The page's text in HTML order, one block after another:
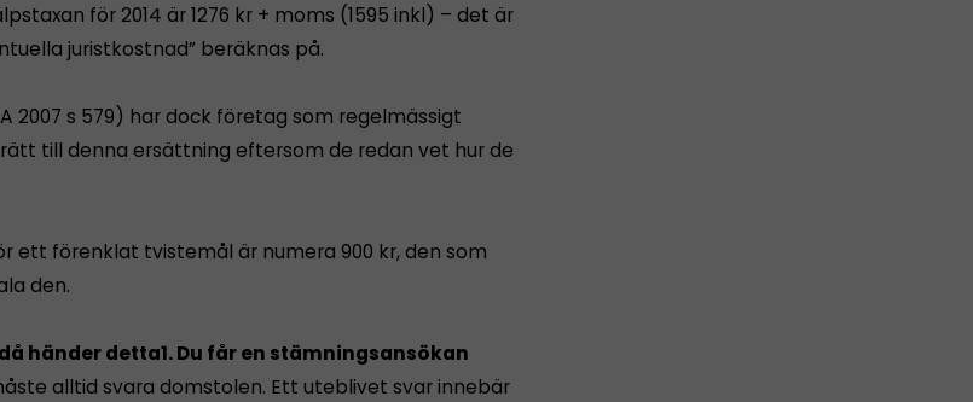
för 2014 är 1276 kr + moms (1595 inkl) – det är
juristkostnad” beräknas på.
2007 s 579) har dock företag som regelmässigt
till denna ersättning eftersom de redan vet hur de
ett förenklat tvistemål är numera 900 kr, den som
den.
händer detta1. Du får en stämningsansökan
alltid svara domstolen. Ett uteblivet svar innebär